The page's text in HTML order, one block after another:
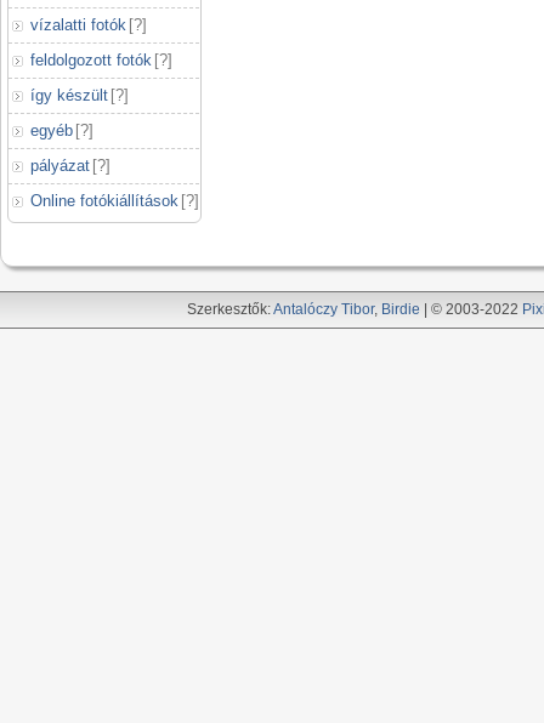
vízalatti fotók [?]
feldolgozott fotók [?]
így készült [?]
egyéb [?]
pályázat [?]
Online fotókiállítások [?]
Szerkesztők:Antalóczy Tibor, Birdie | © 2003-2022